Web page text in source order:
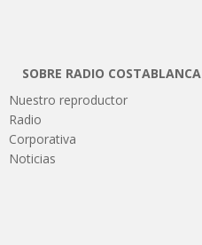
SOBRE RADIO COSTABLANCA
Nuestro reproductor
Radio
Corporativa
Noticias